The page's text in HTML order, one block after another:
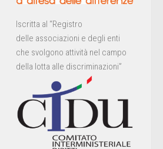
Iscritta al “Registro
delle associazioni e degli enti
che svolgono attività nel campo
della lotta alle discriminazioni”